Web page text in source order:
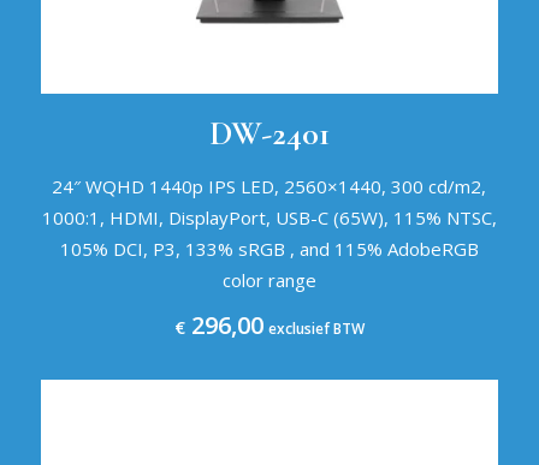
DW-2401
24″ WQHD 1440p IPS LED, 2560×1440, 300 cd/m2,
1000:1, HDMI, DisplayPort, USB-C (65W), 115% NTSC,
105% DCI, P3, 133% sRGB , and 115% AdobeRGB
color range
€296,00 exclusief BTW